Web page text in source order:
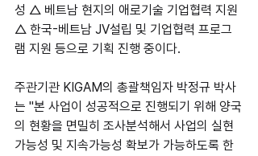
성 △ 베트남 현지의 애로기술 기업협력 지원
△ 한국-베트남 JV설립 및 기업협력 프로그
램 지원 등으로 기획 진행 중이다.
주관기관 KIGAM의 총괄책임자 박정규 박사
는 "본 사업이 성공적으로 진행되기 위해 양국
의 현황을 면밀히 조사분석해서 사업의 실현
가능성 및 지속가능성 확보가 가능하도록 한